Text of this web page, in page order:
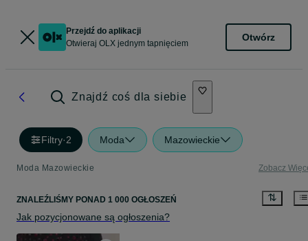
Przejdź do aplikacji
Otwieraj OLX jednym tapnięciem
Otwórz
Znajdź coś dla siebie
Filtry·2 Moda Mazowieckie
Moda Mazowieckie Zobacz
ZNALEŹLIŚMY PONAD 1 000 OGŁOSZEŃ
Jak pozycjonowane są ogłoszenia?